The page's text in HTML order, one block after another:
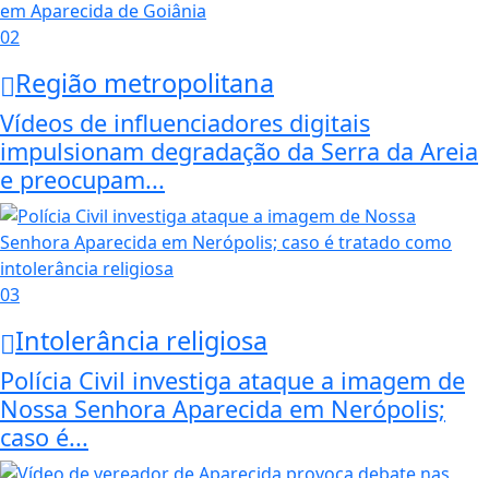
02
Região metropolitana
Vídeos de influenciadores digitais
impulsionam degradação da Serra da Areia
e preocupam...
03
Intolerância religiosa
Polícia Civil investiga ataque a imagem de
Nossa Senhora Aparecida em Nerópolis;
caso é...